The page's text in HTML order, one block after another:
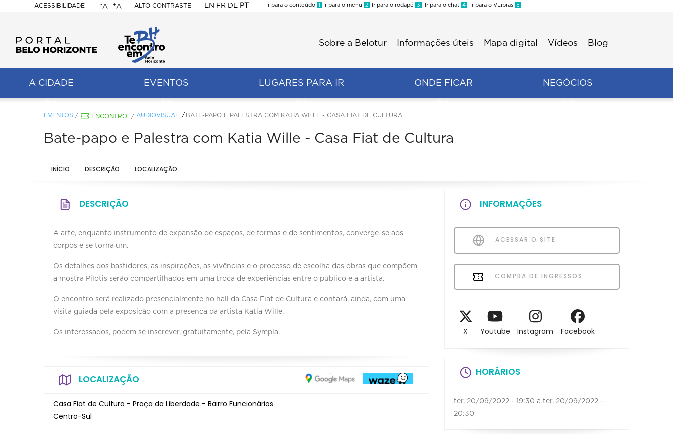
ACESSIBILIDADE
BELO
HORIZONTE
-A +A ALTO CONTRASTE EN FR DE PT
Ir para o conteúdo 1 Ir para o menu 2 Ir para o rodapé 3 Ir para o chat 4 Ir para o VLibras 5
Sobre a Belotur Informações úteis Mapa digital Vídeos Blog
A CIDADE EVENTOS LUGARES PARA IR ONDE FICAR NEGÓCIOS
EVENTOS / ENCONTRO / AUDIOVISUAL BATE-PAPO E PALESTRA COM KATIA WILLE - CASA FIAT DE CULTURA
Bate-papo e Palestra com Katia Wille - Casa Fiat de Cultura
INÍCIO DESCRIÇÃO LOCALIZAÇÃO
DESCRIÇÃO
A arte, enquanto instrumento de expansão de espaços, de formas e de sentimentos, converge-se aos
corpos e se torna um.
Os detalhes dos bastidores, as inspirações, as vivências e o processo de escolha das obras que compõem
a mostra Pilotis serão compartilhados em uma troca de experiências entre o público e a artista.
O encontro será realizado presencialmente no hall da Casa Fiat de Cultura e contará, ainda, com uma
visita guiada pela exposição com a presença da artista Katia Wille.
Os interessados, podem se inscrever, gratuitamente, pela Sympla.
LOCALIZAÇÃO
Casa Fiat de Cultura - Praça da Liberdade - Bairro Funcionários
Centro-Sul
INFORMAÇÕES
ACESSAR O SITE
COMPRA DE INGRESSOS
X Youtube Instagram Facebook
HORÁRIOS
ter, 20/09/2022 - 19:30 a ter, 20/09/2022 -
20:30